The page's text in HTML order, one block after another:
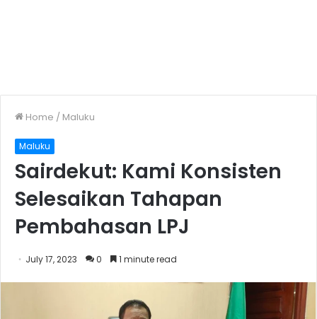
Home / Maluku
Maluku
Sairdekut: Kami Konsisten
Selesaikan Tahapan
Pembahasan LPJ
July 17, 2023 0 1 minute read